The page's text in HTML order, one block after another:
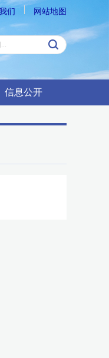
们 网站地图
信息公开